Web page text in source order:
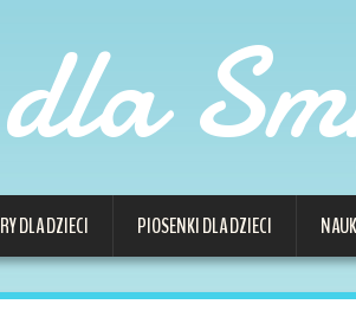
DLA DZIECI PIOSENKI DLA DZIECI